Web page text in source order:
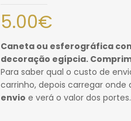
5.00€
Caneta ou esferográfica
decoração egípcia.
Para saber qual o custo de
carrinho, depois carregar onde
envio e verá o valor dos portes.